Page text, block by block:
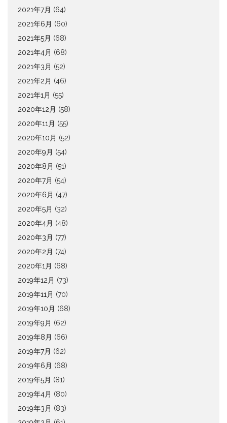
2021年7月 (64)
2021年6月 (60)
2021年5月 (68)
2021年4月 (68)
2021年3月 (52)
2021年2月 (46)
2021年1月 (55)
2020年12月 (58)
2020年11月 (55)
2020年10月 (52)
2020年9月 (54)
2020年8月 (51)
2020年7月 (54)
2020年6月 (47)
2020年5月 (32)
2020年4月 (48)
2020年3月 (77)
2020年2月 (74)
2020年1月 (68)
2019年12月 (73)
2019年11月 (70)
2019年10月 (68)
2019年9月 (62)
2019年8月 (66)
2019年7月 (62)
2019年6月 (68)
2019年5月 (81)
2019年4月 (80)
2019年3月 (83)